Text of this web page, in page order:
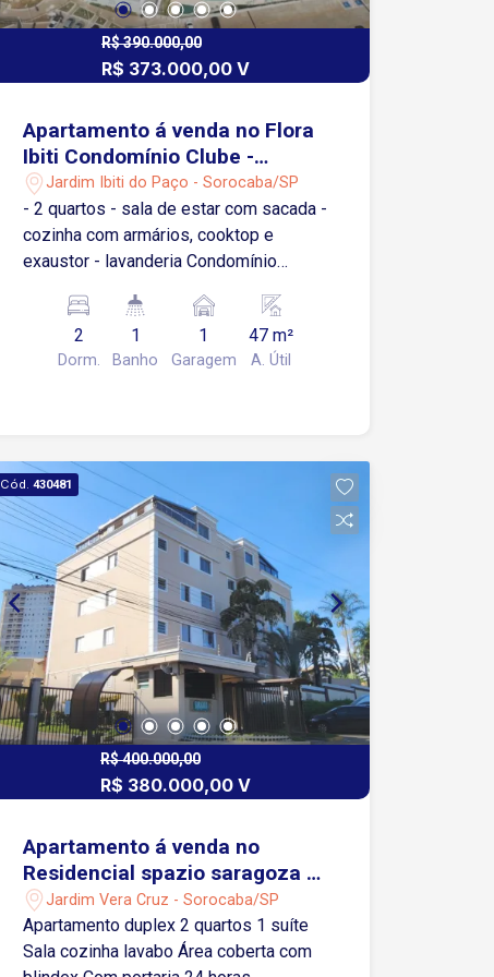
R$ 390.000,00
R$ 373.000,00 V
Apartamento á venda no Flora
Ibiti Condomínio Clube -
Sorocaba/SP
Jardim Ibiti do Paço - Sorocaba/SP
- 2 quartos - sala de estar com sacada -
cozinha com armários, cooktop e
exaustor - lavanderia Condomínio
lazer e segurança: 2 elevadores por
torre Piscinas adulto e infantil
Academia Churrasqueiras com forno de
Portaria com controle de acesso 24h
2
Dorm.
1
Banho
1
Garagem
47 m²
A. Útil
Cód. 430481
R$ 400.000,00
R$ 380.000,00 V
Apartamento á venda no
Residencial spazio saragoza -
Sorocaba/ SP.
Jardim Vera Cruz - Sorocaba/SP
Apartamento duplex 2 quartos 1 suíte
Sala cozinha lavabo Área coberta com